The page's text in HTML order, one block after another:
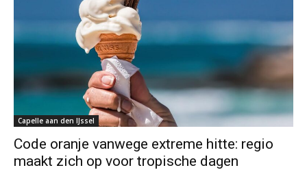
Capelle aan den IJssel
Code oranje vanwege extreme hitte: regio
maakt zich op voor tropische dagen